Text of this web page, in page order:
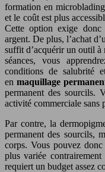
formation en
et le coût est plus
Cette option exige donc
argent. De plus, l’achat
suffit d’acquérir un outil à
séances, vous
conditions de salubrité
enmaquillage
permanent des sourcils.
activité commerciale sans
Par contre, la
permanent des sourcils,
corps. Vous pouvez
plus variée
requiert un budget assez